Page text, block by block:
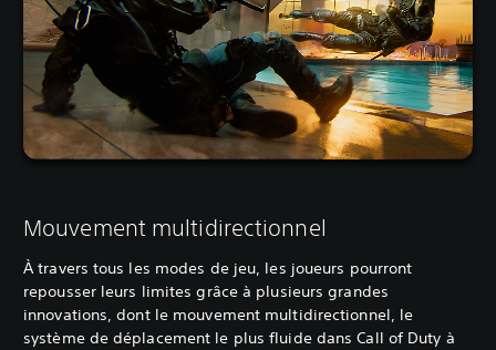
Mouvement multidirectionnel
À travers tous les modes de jeu, les joueurs pourront
repousser leurs limites grâce à plusieurs grandes
innovations, dont le mouvement multidirectionnel, le
système de déplacement le plus fluide dans Call of Duty à